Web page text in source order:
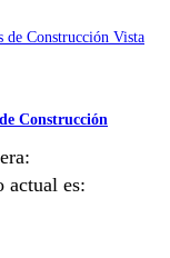
Vista
Construcción
actual es: